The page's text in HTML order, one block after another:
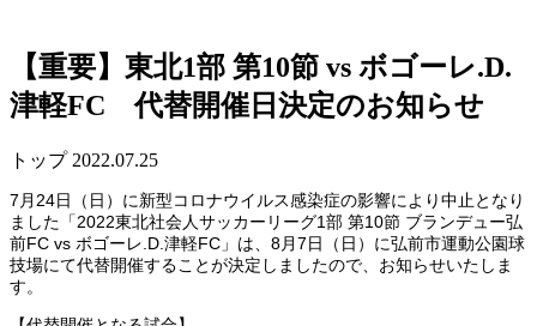
【重要】東北1部 第10節 vs ボゴーレ.D.
津軽FC 代替開催日決定のお知らせ
トップ 2022.07.25
7月24日（日）に新型コロナウイルス感染症の影響により中止となり
ました「2022東北社会人サッカーリーグ1部 第10節 ブランデュー弘
前FC vs ボゴーレ.D.津軽FC」は、8月7日（日）に弘前市運動公園球
技場にて代替開催することが決定しましたので、お知らせいたしま
す。